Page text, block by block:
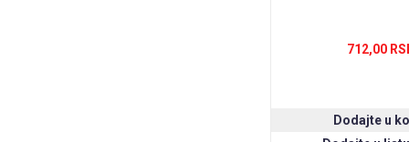
712,00